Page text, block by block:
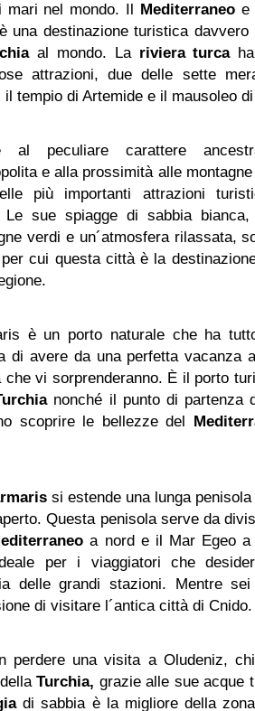
mari nel mondo. Il Mediterraneoe
una destinazione turistica davvero
al mondo. La riviera turcaha
attrazioni, due delle sette
il tempio di Artemide e il mausoleo
al peculiare carattere
e alla prossimità alle montagne
più importanti attrazioni
Le sue spiagge di sabbia bianca,
verdi e un´atmosfera rilassata,
cui questa città è la
è un porto naturale che ha
di avere da una perfetta vacanza
che vi sorprenderanno. È il porto
nonché il punto di partenza
scoprire le bellezze del
si estende una lunga
Questa penisola serve da
a nord e il Mar Egeo
per i viaggiatori che
delle grandi stazioni. Mentre
di visitare l´antica città di Cnido.
perdere una visita a Oludeniz,
Turchia, grazie alle sue acque
di sabbia è la migliore della